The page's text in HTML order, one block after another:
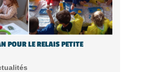
POUR LE RELAIS PETITE